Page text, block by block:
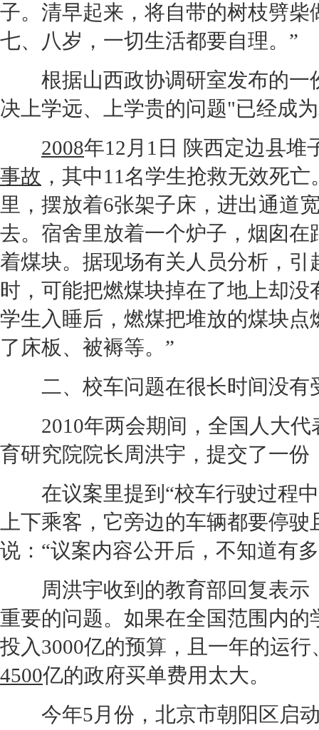
子。清早起来，将自带的树枝劈
七、八岁，一切生活都要自理。”
根据山西政协调研室发布的一
决上学远、上学贵的问题"已经成
2008年12月1日 陕西定边县堆
事故 ，其中11名学生抢救无效死
里，摆放着6张架子床，进出通道
去。宿舍里放着一个炉子，烟囱
着煤块。据现场有关人员分析，
时，可能把燃煤块掉在了地上却没
学生入睡后，燃煤把堆放的煤块
了床板、被褥等。”
二、校车问题在很长时间没有
2010年两会期间，全国人大代
育研究院院长周洪宇，提交了一
在议案里提到“校车行驶过程中
上下乘客，它旁边的车辆都要停
说：“议案内容公开后，不知道有
周洪宇收到的教育部回复表示
重要的问题。如果在全国范围内
投入3000亿的预算，且一年的运
4500亿的政府买单费用太大。
今年5月份，北京市朝阳区启动